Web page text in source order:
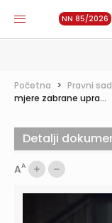
NN 85/2026
Početna > Pravni
mjere zabrane upra...
AA
Detalji